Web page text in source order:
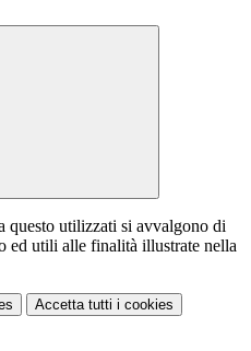
questo utilizzati si avvalgono di
ed utili alle finalità illustrate nella
Accetta tutti i cookies